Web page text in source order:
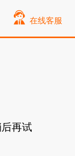
在线客服
再试